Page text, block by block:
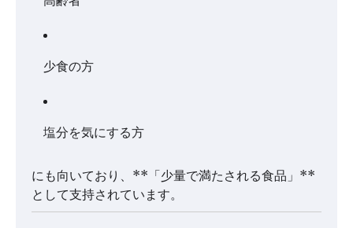
少食の方
塩分を気にする方
にも向いており、**「少量で満たされる食品」**
として支持されています。